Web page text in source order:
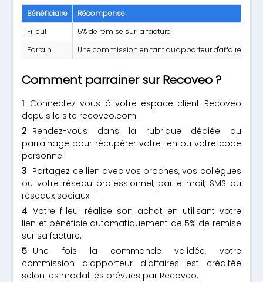
Bénéficiaire Récompense
Filleul
5% de remise sur la facture
Parrain
Une commission en tant qu'apporteur d'affaires
Comment parrainer sur Recoveo ?
Connectez-vous à votre espace client Recoveo
depuis le site recoveo.com.
Rendez-vous dans la rubrique dédiée au
parrainage pour récupérer votre lien ou votre code
personnel.
Partagez ce lien avec vos proches, vos collègues
ou votre réseau professionnel, par e-mail, SMS ou
réseaux sociaux.
Votre filleul réalise son achat en utilisant votre
lien et bénéficie automatiquement de 5% de remise
sur sa facture.
Une fois la commande validée, votre
commission d'apporteur d'affaires est créditée
selon les modalités prévues par Recoveo.